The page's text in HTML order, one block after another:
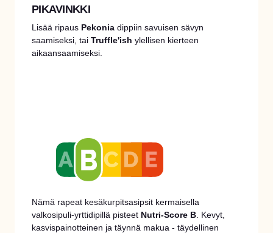
PIKAVINKKI
Lisää ripaus Pekonia dippiin savuisen sävyn
saamiseksi, tai Truffle'ish ylellisen kierteen
aikaansaamiseksi.
Nämä rapeat kesäkurpitsasipsit kermaisella
valkosipuli-yrttidipillä pisteet Nutri-Score B . Kevyt,
kasvispainotteinen ja täynnä makua - täydellinen